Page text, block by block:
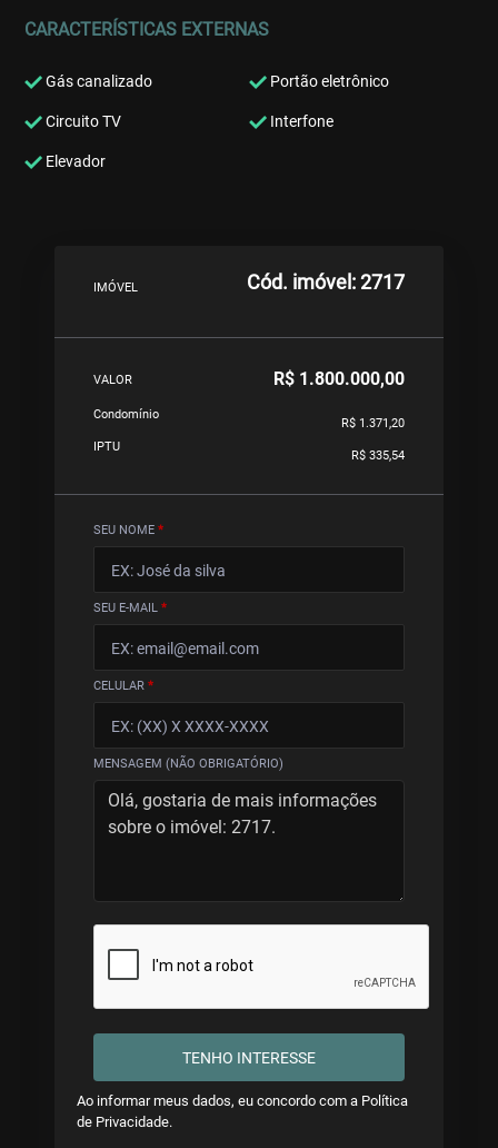
CARACTERÍSTICAS EXTERNAS
Gás canalizado Portão eletrônico
Circuito TV Interfone
Elevador
IMÓVEL Cód. imóvel: 2717
VALOR R$ 1.800.000,00
Condomínio
R$ 1.371,20
IPTU
R$ 335,54
SEU NOME *
SEU E-MAIL *
CELULAR *
MENSAGEM (NÃO OBRIGATÓRIO)
TENHO INTERESSE
Ao informar meus dados, eu concordo com a Política
de Privacidade.